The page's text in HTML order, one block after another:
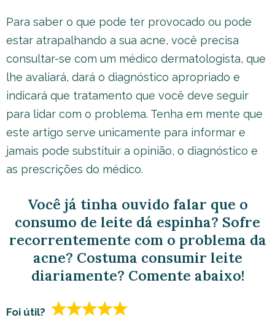
Para saber o que pode ter provocado ou pode
estar atrapalhando a sua acne, você precisa
consultar-se com um médico dermatologista, que
lhe avaliará, dará o diagnóstico apropriado e
indicará que tratamento que você deve seguir
para lidar com o problema. Tenha em mente que
este artigo serve unicamente para informar e
jamais pode substituir a opinião, o diagnóstico e
as prescrições do médico.
Você já tinha ouvido falar que o
consumo de leite dá espinha? Sofre
recorrentemente com o problema da
acne? Costuma consumir leite
diariamente? Comente abaixo!
Foi útil?